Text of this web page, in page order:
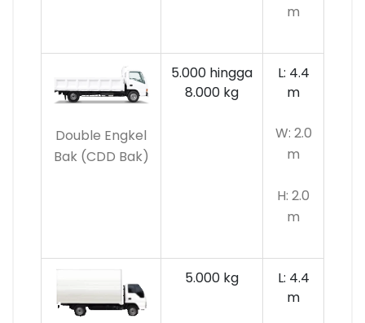
m
Double Engkel
Bak (CDD Bak)
5.000 hingga
8.000 kg
L: 4.4
m
W: 2.0
m
H: 2.0
m
5.000 kg
L: 4.4
m